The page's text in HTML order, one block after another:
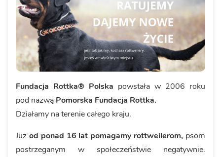
Fundacja Rottka® Polska powstała w 2006 roku
pod nazwą Pomorska Fundacja Rottka.
Działamy na terenie całego kraju.
Już od ponad 16 lat pomagamy rottweilerom, psom
postrzeganym w społeczeństwie negatywnie.